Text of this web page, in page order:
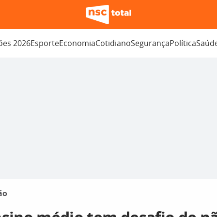
2026EsporteEconomiaCotidianoSegurançaPolítica